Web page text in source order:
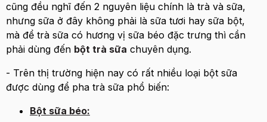
cũng đều nghĩ đến 2 nguyên liệu chính là trà và sữa,
nhưng sữa ở đây không phải là sữa tươi hay sữa bột,
mà để trà sữa có hương vị sữa béo đặc trưng thì cần
phải dùng đến bột trà sữa chuyên dụng.
- Trên thị trường hiện nay có rất nhiều loại bột sữa
được dùng để pha trà sữa phổ biến:
Bột sữa béo: